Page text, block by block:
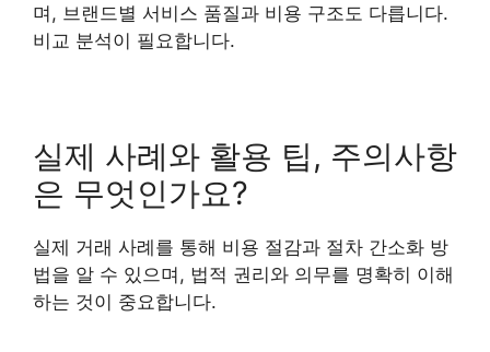
며, 브랜드별 서비스 품질과 비용 구조도 다릅니다.
비교 분석이 필요합니다.
실제 사례와 활용 팁, 주의사항
은 무엇인가요?
실제 거래 사례를 통해 비용 절감과 절차 간소화 방
법을 알 수 있으며, 법적 권리와 의무를 명확히 이해
하는 것이 중요합니다.